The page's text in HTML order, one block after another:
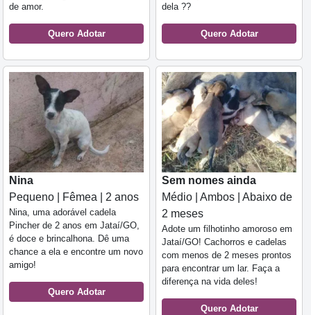
de amor.
Quero Adotar
dela ??
Quero Adotar
Nina
Pequeno | Fêmea | 2 anos
Nina, uma adorável cadela
Pincher de 2 anos em Jataí/GO,
é doce e brincalhona. Dê uma
chance a ela e encontre um novo
amigo!
Quero Adotar
Sem nomes ainda
Médio | Ambos | Abaixo de
2 meses
Adote um filhotinho amoroso em
Jataí/GO! Cachorros e cadelas
com menos de 2 meses prontos
para encontrar um lar. Faça a
diferença na vida deles!
Quero Adotar